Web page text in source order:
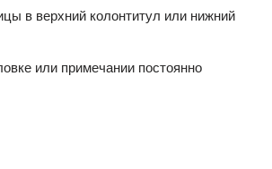
в верхний колонтитул или нижний
или примечании постоянно